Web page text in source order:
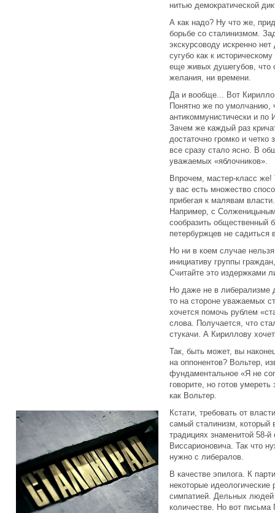
нитью демократической
А как надо? Ну что же,
борьбе со сталинизмом.
экскурсоводу искренно
сугубо как к
еще живых душегубов, что
желания, ни времени.
Да и вообще... Вот
Понятно же по умолчанию,
антикоммунистически и по
Зачем же каждый раз
достаточно громко и четко
все сразу стало ясно. В
уважаемых «яблочников».
Впрочем, мастер-класс
у вас есть множество
прибегая к малявам
Например, с
сообразить общественный
петербуржцев не садиться
Но ни в коем случае
инициативу группы
Считайте это издержками
Но даже не в либерализме
то на стороне уважаемых
хочется помочь рублем
слова. Получается, что
стукачи. А Кириллову
Так, быть может, вы
на оппонентов? Вольтер,
фундаментальное «Я не
говорите, но готов
как Вольтер.
Кстати, требовать от
самый сталинизм, который
традициях знаменитой 58-
Виссарионовича. Так что
нужно с либералов.
В качестве эпилога. К
некоторые
симпатией. Дельных людей
количестве. Но вот письма